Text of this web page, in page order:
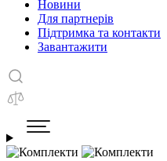
Новини
Для партнерів
Підтримка та контакти
Завантажити